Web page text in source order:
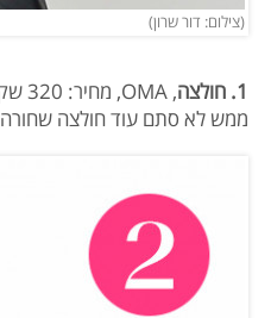
(צילום: דור שרון)
1. חולצה
, OMA, מחיר: 320 שקלים
ממש לא סתם עוד חולצה שחורה